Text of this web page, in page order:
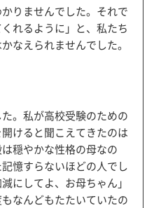
りませんでした。それで
れるように」と、私たち
なえられませんでした。
。私が高校受験のための
けると聞こえてきたのは
穏やかな性格の母なの
憶すらないほどの人でし
にしてよ、お母ちゃん」
なんどもたたいていたの